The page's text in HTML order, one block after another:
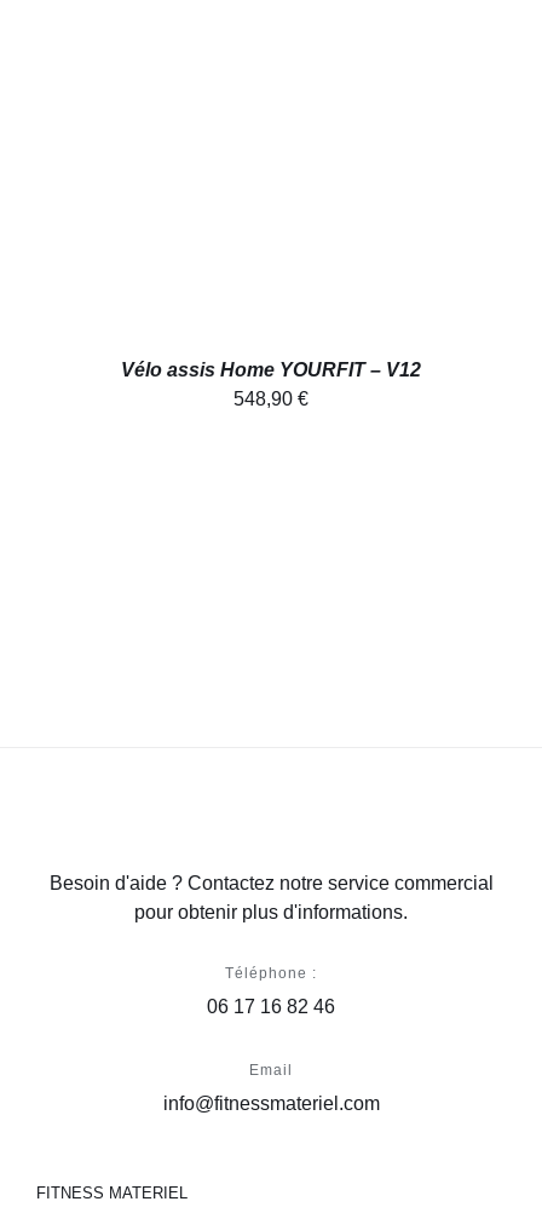
Vélo assis Home YOURFIT – V12
548,90 €
Besoin d'aide ? Contactez notre service commercial
pour obtenir plus d'informations.
Téléphone :
06 17 16 82 46
Email
info@fitnessmateriel.com
FITNESS MATERIEL